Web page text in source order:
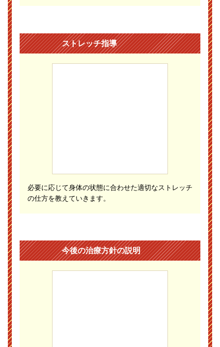
ストレッチ指導
必要に応じて身体の状態に合わせた適切なストレッチ
の仕方を教えていきます。
今後の治療方針の説明